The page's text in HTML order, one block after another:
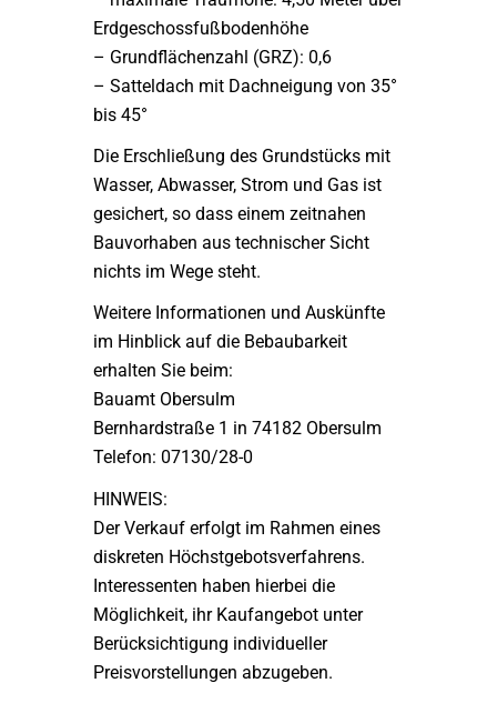
Erdgeschossfußbodenhöhe
– Grundflächenzahl (GRZ): 0,6
– Satteldach mit Dachneigung von 35°
bis 45°
Die Erschließung des Grundstücks mit
Wasser, Abwasser, Strom und Gas ist
gesichert, so dass einem zeitnahen
Bauvorhaben aus technischer Sicht
nichts im Wege steht.
Weitere Informationen und Auskünfte
im Hinblick auf die Bebaubarkeit
erhalten Sie beim:
Bauamt Obersulm
Bernhardstraße 1 in 74182 Obersulm
Telefon: 07130/28-0
HINWEIS:
Der Verkauf erfolgt im Rahmen eines
diskreten Höchstgebotsverfahrens.
Interessenten haben hierbei die
Möglichkeit, ihr Kaufangebot unter
Berücksichtigung individueller
Preisvorstellungen abzugeben.